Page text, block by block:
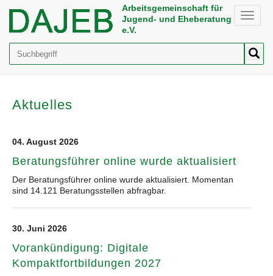
Toggle
Arbeitsgemeinschaft für
Jugend- und Eheberatung
e.V.
Aktuelles
04. August 2026
Beratungsführer online wurde aktualisiert
Der Beratungsführer online wurde aktualisiert. Momentan
sind 14.121 Beratungsstellen abfragbar.
30. Juni 2026
Vorankündigung: Digitale
Kompaktfortbildungen 2027